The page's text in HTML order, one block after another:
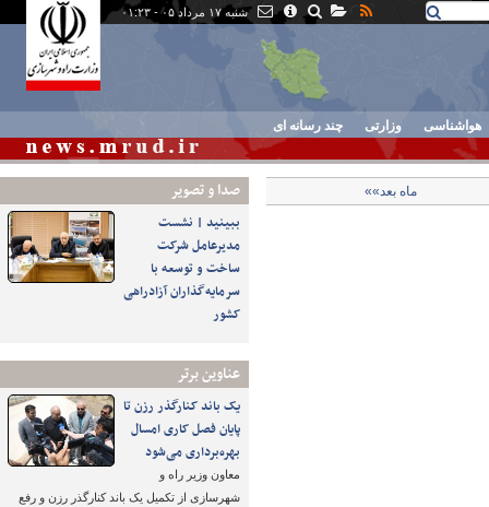
شنبه ۱۷ مرداد ۰۵ - ۰۱:۲۳
هواشناسی وزارتی چند رسانه ای
صدا و تصوير
ببینید | نشست
مدیرعامل شرکت
ساخت و توسعه با
سرمایه‌گذاران آزادراهی
کشور
عناوین برتر
یک باند کنارگذر رزن تا
پایان فصل کاری امسال
بهره‌برداری می‌شود
معاون وزیر راه و
شهرسازی از تکمیل یک باند کنارگذر رزن و رفع
ماه بعد»»